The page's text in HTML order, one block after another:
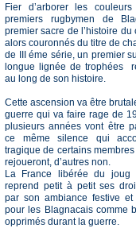
Fier d’arborer les
premiers rugbymen de
premier sacre de l’histoire
alors couronnés du titre de
de III éme série, un premier
longue lignée de trophées
au long de son histoire.
Cette ascension va être
guerre qui va faire rage de
plusieurs années vont être
ce même silence qui
tragique de certains
rejoueront, d’autres non.
La France libérée du joug
reprend petit à petit ses
par son ambiance festive et
pour les Blagnacais comme
opprimés durant la guerre.